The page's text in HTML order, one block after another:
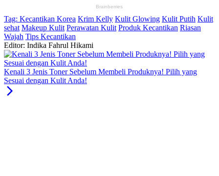
Tag: Kecantikan Korea Krim Kelly Kulit Glowing Kulit Putih Kulit
sehat Makeup Kulit Perawatan Kulit Produk Kecantikan Riasan
Wajah Tips Kecantikan
Editor: Indika Fahrul Hikami
Kenali 3 Jenis Toner Sebelum Membeli Produknya! Pilih yang
Sesuai dengan Kulit Anda!